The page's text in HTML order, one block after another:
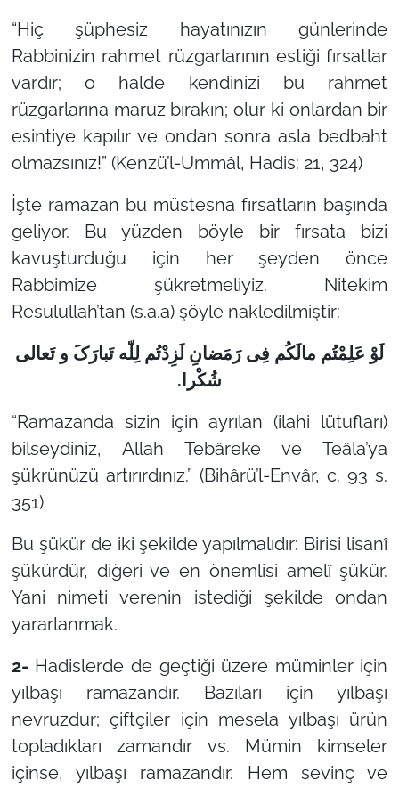
“Hiç şüphesiz hayatınızın günlerinde
Rabbinizin rahmet rüzgarlarının estiği fırsatlar
vardır; o halde kendinizi bu rahmet
rüzgarlarına maruz bırakın; olur ki onlardan bir
esintiye kapılır ve ondan sonra asla bedbaht
olmazsınız!” (Kenzü’l-Ummâl, Hadis: 21, 324)
İşte ramazan bu müstesna fırsatların başında
geliyor. Bu yüzden böyle bir fırsata bizi
kavuşturduğu için her şeyden önce
Rabbimize şükretmeliyiz. Nitekim
Resulullah’tan (s.a.a) şöyle nakledilmiştir:
لَوْ عَلِمْتُم مالَکُم فِی رَمَضانِ لَزِدْتُم لِلّه تَبارَکَ و تَعالی
شُکْرا.
“Ramazanda sizin için ayrılan (ilahi lütufları)
bilseydiniz, Allah Tebâreke ve Teâla’ya
şükrünüzü artırırdınız.” (Bihârü’l-Envâr, c. 93 s.
351)
Bu şükür de iki şekilde yapılmalıdır: Birisi lisanî
şükürdür, diğeri ve en önemlisi amelî şükür.
Yani nimeti verenin istediği şekilde ondan
yararlanmak.
2- Hadislerde de geçtiği üzere müminler için
yılbaşı ramazandır. Bazıları için yılbaşı
nevruzdur; çiftçiler için mesela yılbaşı ürün
topladıkları zamandır vs. Mümin kimseler
içinse, yılbaşı ramazandır. Hem sevinç ve